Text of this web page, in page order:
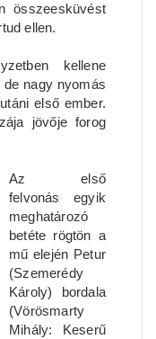
összeesküvést
ellen.
kellene
nagy nyomás
első ember.
jövője forog
Az első
felvonás egyik
meghatározó
betéte rögtön a
mű elején Petur
(Szemerédy
Károly) bordala
(Vörösmarty
Mihály: Keserű